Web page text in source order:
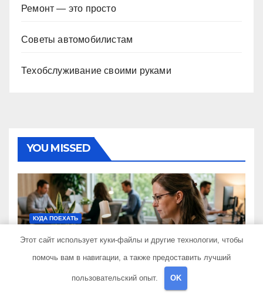
Ремонт — это просто
Советы автомобилистам
Техобслуживание своими руками
YOU MISSED
КУДА ПОЕХАТЬ
Критерии выбора
страховой компании в 2026
году: надежность и
реальные отзывы о
SIB_ECOMETAL
Этот сайт использует куки-файлы и другие технологии, чтобы
помочь вам в навигации, а также предоставить лучший
пользовательский опыт. OK